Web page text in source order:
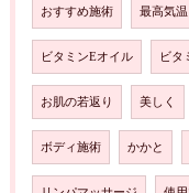
おすすめ施術 最高気温
ビタミンEオイル ビタ
お肌の若返り 美しく
ボディ施術 かかと